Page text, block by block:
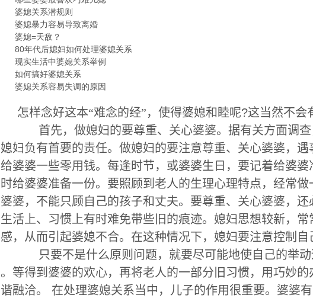
婆媳关系潜规则
婆媳暴力容易导致离婚
婆媳=天敌？
80年代后媳妇如何处理婆媳关系
现实生活中婆媳关系举例
如何搞好婆媳关系
婆媳关系容易失调的原因
怎样念好这本“难念的经”，使得婆媳和睦呢?这当然不会
首先，做媳妇的要尊重、关心婆婆。据有关方面调查
媳妇负有首要的责任。做媳妇的要注意尊重、关心婆婆，
给婆婆一些零用钱。每逢时节，或婆婆生日，要记着给婆
时给婆婆准备一份。要照顾到老人的生理心理特点，经常
婆婆，不能只顾自己的孩子和丈夫。要尊重、关心婆婆，
生活上、习惯上有时难免带些旧的痕迹。媳妇思想较新，
感，从而引起婆媳不合。在这种情况下，媳妇要注意控制自
只要不是什么原则问题，就要尽可能地使自己的举动
。等得到婆婆的欢心，再将老人的一部分旧习惯，用巧妙
谐融洽。
在处理婆媳关系当中，儿子的作用很重要。婆婆